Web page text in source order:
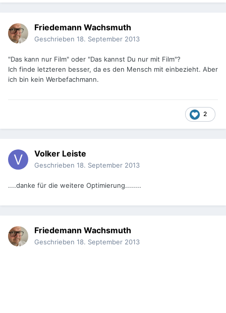
Friedemann Wachsmuth
Geschrieben 18. September 2013
"Das kann nur Film" oder "Das kannst Du nur mit Film"?
Ich finde letzteren besser, da es den Mensch mit einbezieht. Aber
ich bin kein Werbefachmann.
2
Volker Leiste
Geschrieben 18. September 2013
....danke für die weitere Optimierung........
Friedemann Wachsmuth
Geschrieben 18. September 2013